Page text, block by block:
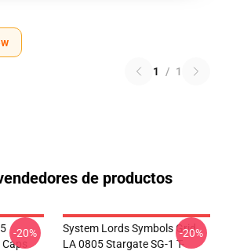
1 / 1
de productos
-20%
System Lords Symbols Grid
LA 0805 Stargate SG-1 T-
-20%